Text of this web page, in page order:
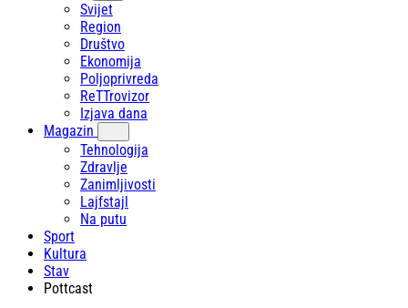
Svijet
Region
Društvo
Ekonomija
Poljoprivreda
ReTTrovizor
Izjava dana
Magazin
Tehnologija
Zdravlje
Zanimljivosti
Lajfstajl
Na putu
Sport
Kultura
Stav
Pottcast